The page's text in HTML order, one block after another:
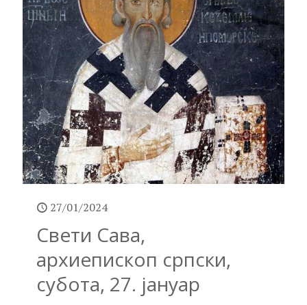
27/01/2024
Свети Сава,
архиепископ српски,
субота, 27. јануар